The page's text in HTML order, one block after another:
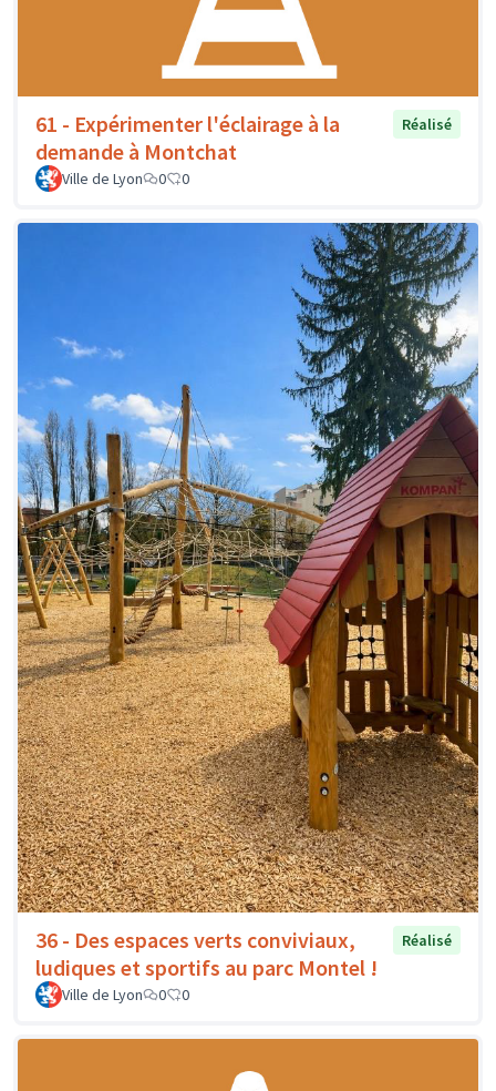
61 - Expérimenter l'éclairage à la
demande à Montchat
Réalisé
Ville de Lyon 0 0
36 - Des espaces verts conviviaux,
ludiques et sportifs au parc Montel !
Réalisé
Ville de Lyon 0 0